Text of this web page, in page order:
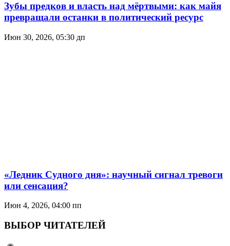
Зубы предков и власть над мёртвыми: как майя
превращали останки в политический ресурс
Июн 30, 2026, 05:30 дп
«Ледник Судного дня»: научный сигнал тревоги
или сенсация?
Июн 4, 2026, 04:00 пп
ВЫБОР ЧИТАТЕЛЕЙ